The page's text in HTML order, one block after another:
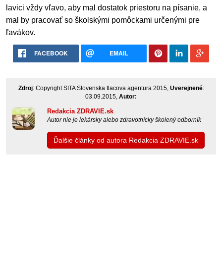
lavici vždy vľavo, aby mal dostatok priestoru na písanie, a
mal by pracovať so školskými pomôckami určenými pre
ľavákov.
FACEBOOK EMAIL
Zdroj: Copyright SITA Slovenska tlacova agentura 2015, Uverejnené:
03.09.2015, Autor:
Redakcia ZDRAVIE.sk
Autor nie je lekársky alebo zdravotnícky školený odborník
Ďalšie články od autora Redakcia ZDRAVIE.sk